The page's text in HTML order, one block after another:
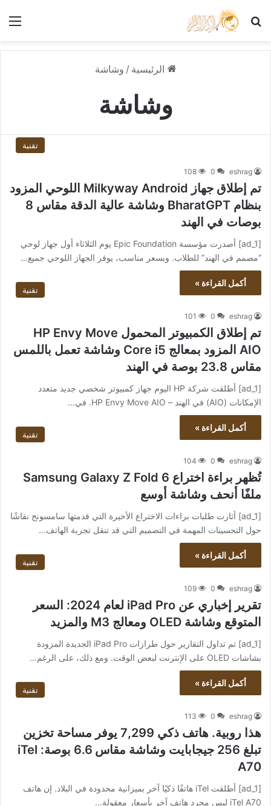
بحث عن
الرئيسية / وشاشة
وشاشة
تقنية
eshrag
0
108
تم إطلاق جهاز Milkyway Android اللوحي المزود
بنظام BharatGPT وشاشة عالية الدقة مقاس 8
بوصات في الهند
[ad_1] أصدرت مؤسسة Epic Foundation يوم الثلاثاء أول جهاز لوحي
“مصمم في الهند” للطلاب. وبسعر مناسب، يوفر الجهاز اللوحي جميع…
أكمل القراءة »
تقنية
eshrag
0
101
تم إطلاق الكمبيوتر المحمول HP Envy Move
AIO المزود بمعالج Core i5 وشاشة تعمل باللمس
مقاس 23.8 بوصة في الهند
[ad_1] أطلقت شركة HP اليوم جهاز كمبيوتر شخصي جديد متعدد
الإمكانات (AIO) في الهند – HP Envy Move AIO. في…
أكمل القراءة »
تقنية
eshrag
0
104
تُظهر براءة اختراع Samsung Galaxy Z Fold 6
ملفًا أنحف وشاشة أوسع
[ad_1] أثارت طلبات براءات الاختراع الأخيرة التي قدمتها سامسونج نقاشًا
حول التحسينات المهمة في التصميم التي قد تنقل تجربة الهاتف…
أكمل القراءة »
تقنية
eshrag
0
109
تقرير إخباري عن iPad Pro لعام 2024: السعر
المتوقع وشاشة OLED ومعالج M3 والمزيد
[ad_1] تم تداول التقارير حول طرازات iPad Pro الجديدة المزودة
بشاشات OLED على الإنترنت لبعض الوقت. ومع ذلك، على الرغم…
أكمل القراءة »
تقنية
eshrag
0
113
هذا روبية. هاتف ذكي 7,299 يوفر مساحة تخزين
تبلغ 256 جيجابايت وشاشة مقاس 6.6 بوصة: iTel
A70
[ad_1] أطلقت iTel هاتفًا ذكيًا آخر بميزانية محدودة في البلاد. إن هاتف
iTel A70 ليس مجرد هاتف آخر بأسعار معقولة…